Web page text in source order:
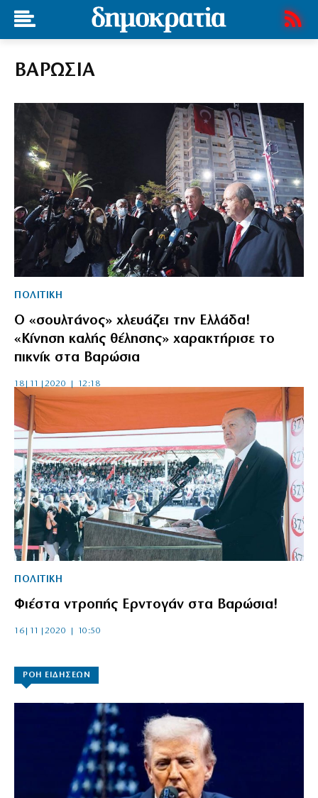
ΒΑΡΩΣΙΑ
ΠΟΛΙΤΙΚΗ
Ο «σουλτάνος» χλευάζει την Ελλάδα!
«Κίνηση καλής θέλησης» χαρακτήρισε το
πικνίκ στα Βαρώσια
18|11|2020 | 12:18
ΠΟΛΙΤΙΚΗ
Φιέστα ντροπής Ερντογάν στα Βαρώσια!
16|11|2020 | 10:50
ΡΟΗ ΕΙΔΗΣΕΩΝ